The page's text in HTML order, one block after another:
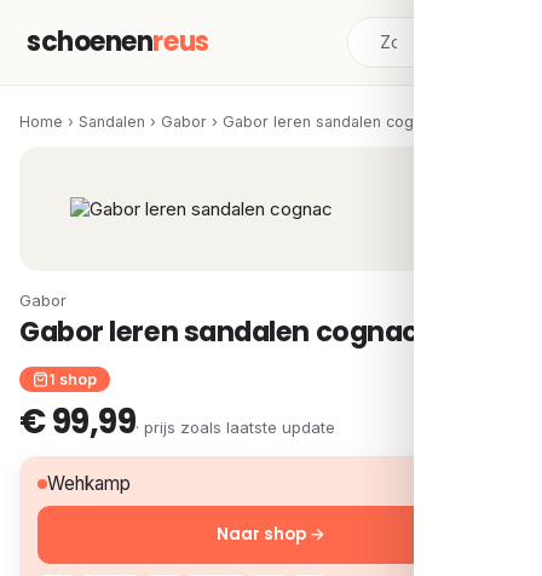
schoenenreus
Home › Sandalen › Gabor › Gabor leren sandalen cognac
Gabor
Gabor leren sandalen cognac
1 shop
€ 99,99· prijs zoals laatste update
Wehkamp
Naar shop →